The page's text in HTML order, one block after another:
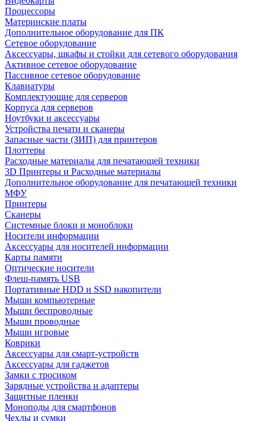
Процессоры
Материнские платы
Дополнительное оборудование для ПК
Сетевое оборудование
Аксессуары, шкафы и стойки для сетевого оборудования
Активное сетевое оборудование
Пассивное сетевое оборудование
Клавиатуры
Комплектующие для серверов
Корпуса для серверов
Ноутбуки и аксессуары
Устройства печати и сканеры
Запасные части (ЗИП) для принтеров
Плоттеры
Расходные материалы для печатающей техники
3D Принтеры и Расходные материалы
Дополнительное оборудование для печатающей техники
МФУ
Принтеры
Сканеры
Системные блоки и моноблоки
Носители информации
Аксессуары для носителей информации
Карты памяти
Оптические носители
Флеш-память USB
Портативные HDD и SSD накопители
Мыши компьютерные
Мыши беспроводные
Мыши проводные
Мыши игровые
Коврики
Аксессуары для смарт-устройств
Аксессуары для гаджетов
Замки с тросиком
Зарядные устройства и адаптеры
Защитные пленки
Моноподы для смартфонов
Чехлы и сумки